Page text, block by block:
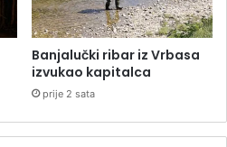
Banjalučki ribar iz Vrbasa
izvukao kapitalca
prije 2 sata